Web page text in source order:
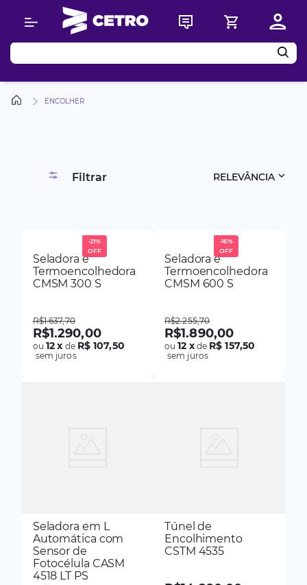
Buscar
ENCOLHER
Filtrar RELEVÂNCIA
-21%
Seladora e
Termoencolhedora
CMSM 300 S
R$1.637,70
R$1.290,00
ou12x de R$ 107,50
sem juros
-16%
Seladora e
Termoencolhedora
CMSM 600 S
R$2.255,70
R$1.890,00
ou12 xde R$ 157,50
sem juros
Seladora em L
Automática com
Sensor de
Fotocélula CASM
4518 LT PS
Túnel de
Encolhimento
CSTM 4535